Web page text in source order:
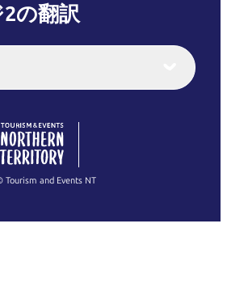
の翻訳
繁體中文
Tourism and Events NT